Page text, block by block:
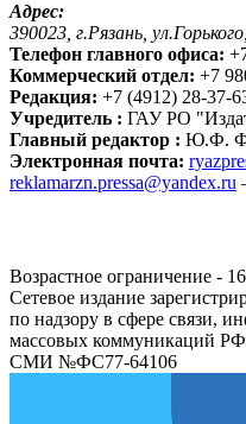
Адрес:
390023, г.Рязань,
Телефон главного офиса:
Коммерческий отдел: +7
Редакция: +7 (4912) 28-37-
Учредитель : ГАУ РО
Главный редактор : Ю.Ф.
Электронная почта:
reklamarzn.pressa@yandex.ru
Возрастное ограничение -
Сетевое издание
по надзору в сфере связи,
массовых коммуникаций РФ
СМИ №ФС77-64106